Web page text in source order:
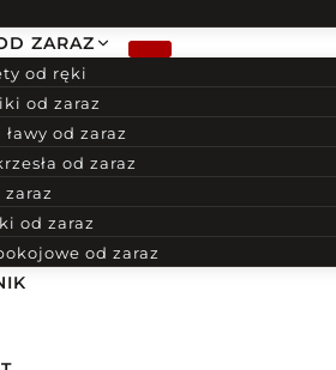
ZARAZ
od ręki
od zaraz
od zaraz
od zaraz
zaraz
od zaraz
od zaraz